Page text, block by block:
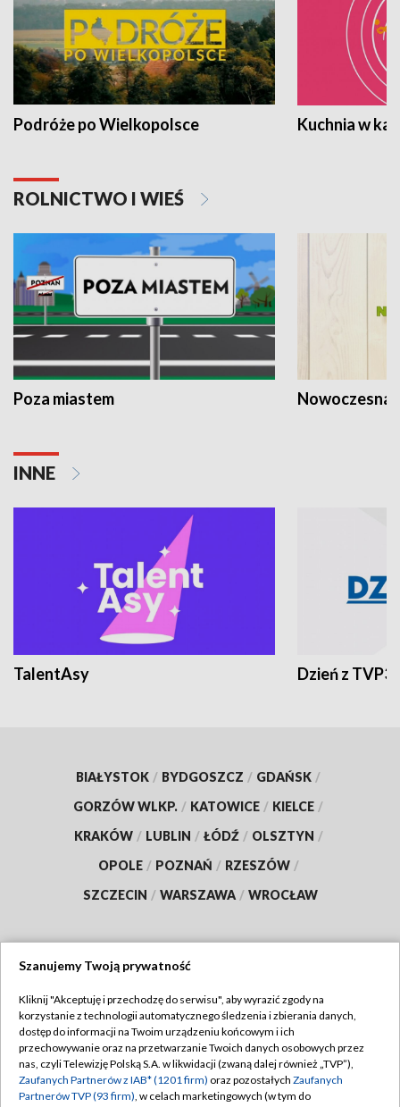
Podróże po Wielkopolsce Kuchnia w
ROLNICTWO I WIEŚ
Poza miastem Nowoczesna
INNE
TalentAsy Dzień z TVP3
BIAŁYSTOK / BYDGOSZCZ / GDAŃSK /
GORZÓW WLKP. / KATOWICE / KIELCE /
KRAKÓW / LUBLIN / ŁÓDŹ / OLSZTYN /
OPOLE / POZNAŃ / RZESZÓW /
SZCZECIN / WARSZAWA / WROCŁAW
TVP
Abonament TVP
Emisja w TVP
Regulamin TVP
Polityka prywatności
Szanujemy Twoją prywatność
Kliknij "Akceptuję i przechodzę do serwisu", aby wyrazić zgody na
korzystanie z technologii automatycznego śledzenia i zbierania danych,
dostęp do informacji na Twoim urządzeniu końcowym i ich
przechowywanie oraz na przetwarzanie Twoich danych osobowych przez
nas, czyli Telewizję Polską S.A. w likwidacji (zwaną dalej również „TVP”),
Zaufanych Partnerów z IAB* (1201 firm) oraz pozostałych Zaufanych
Partnerów TVP (93 firm), w celach marketingowych (w tym do